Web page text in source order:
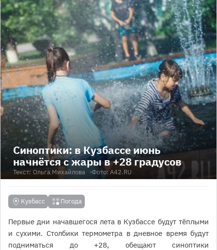
Синоптики: в Кузбассе июнь
начнётся с жары в +28 градусов
Текст: Ольга Михайлова Фото: A42.RU
Кузбасс Погода
Первые дни начавшегося лета в Кузбассе будут тёплыми
и сухими. Столбики термометра в дневное время будут
подниматься до +28, обещают синоптики